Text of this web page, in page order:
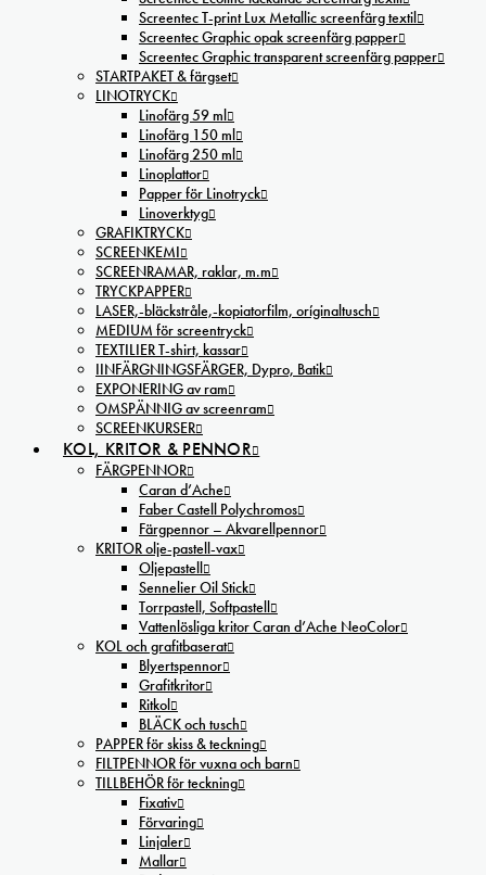
Screentec T-print Lux Metallic screenfärg textil
Screentec Graphic opak screenfärg papper
Screentec Graphic transparent screenfärg papper
STARTPAKET & färgset
LINOTRYCK
Linofärg 59 ml
Linofärg 150 ml
Linofärg 250 ml
Linoplattor
Papper för Linotryck
Linoverktyg
GRAFIKTRYCK
SCREENKEMI
SCREENRAMAR, raklar, m.m
TRYCKPAPPER
LASER,-bläckstråle,-kopiatorfilm, oríginaltusch
MEDIUM för screentryck
TEXTILIER T-shirt, kassar
IINFÄRGNINGSFÄRGER, Dypro, Batik
EXPONERING av ram
OMSPÄNNIG av screenram
SCREENKURSER
KOL, KRITOR & PENNOR
FÄRGPENNOR
Caran d’Ache
Faber Castell Polychromos
Färgpennor – Akvarellpennor
KRITOR olje-pastell-vax
Oljepastell
Sennelier Oil Stick
Torrpastell, Softpastell
Vattenlösliga kritor Caran d’Ache NeoColor
KOL och grafitbaserat
Blyertspennor
Grafitkritor
Ritkol
BLÄCK och tusch
PAPPER för skiss & teckning
FILTPENNOR för vuxna och barn
TILLBEHÖR för teckning
Fixativ
Förvaring
Linjaler
Mallar